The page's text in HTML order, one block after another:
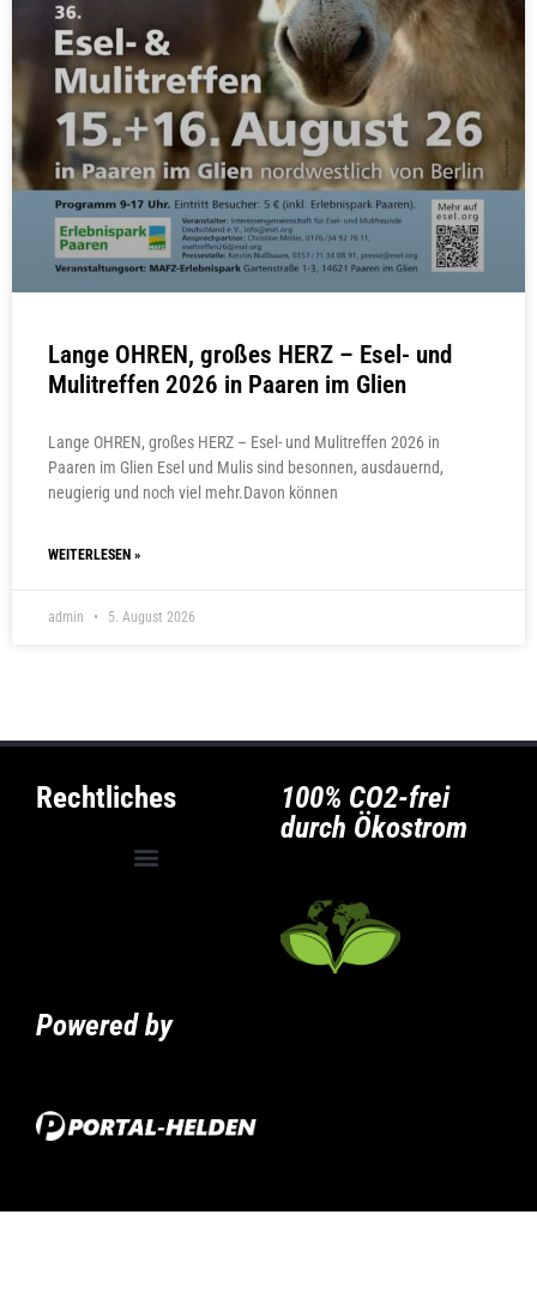
Lange OHREN, großes HERZ – Esel- und
Mulitreffen 2026 in Paaren im Glien
Lange OHREN, großes HERZ – Esel- und Mulitreffen 2026 in
Paaren im Glien Esel und Mulis sind besonnen, ausdauernd,
neugierig und noch viel mehr.Davon können
WEITERLESEN »
admin 5. August 2026
Rechtliches
100% CO2-frei
durch Ökostrom
Powered by